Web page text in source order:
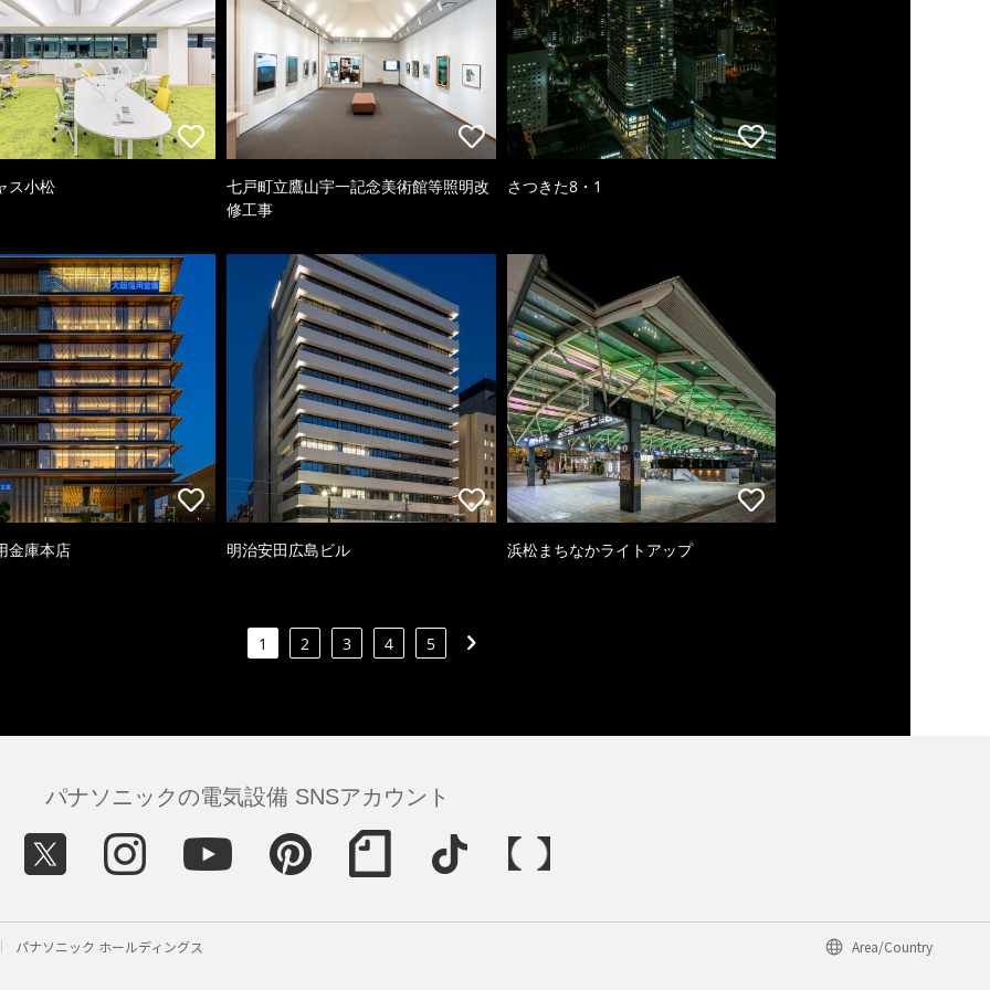
ス小松
七戸町立鷹山宇一記念美術館等照明改
修工事
さつきた8・1
金庫本店 明治安田広島ビル 浜松まちなかライトアップ
1 2 3 4 5
パナソニックの電気設備 SNSアカウント
パナソニック ホールディングス Area/Country